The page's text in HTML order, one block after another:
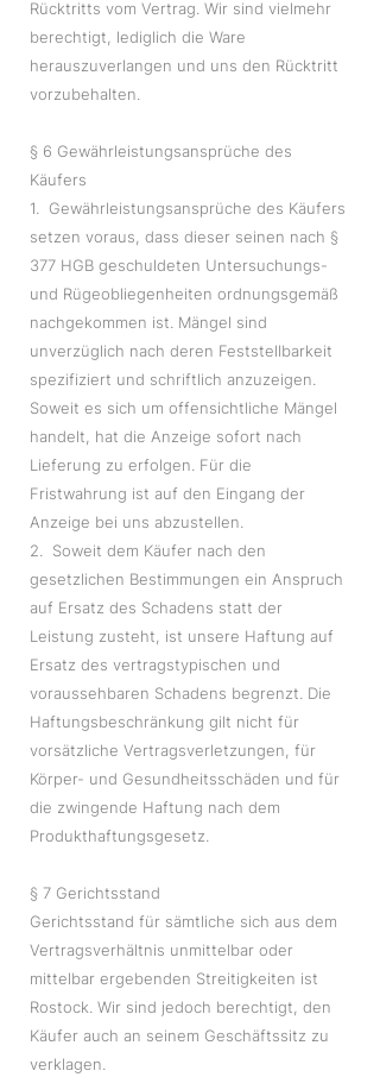
Rücktritts vom Vertrag. Wir sind vielmehr
berechtigt, lediglich die Ware
herauszuverlangen und uns den Rücktritt
vorzubehalten.
§ 6 Gewährleistungsansprüche des
Käufers
1. Gewährleistungsansprüche des Käufers
setzen voraus, dass dieser seinen nach §
377 HGB geschuldeten Untersuchungs-
und Rügeobliegenheiten ordnungsgemäß
nachgekommen ist. Mängel sind
unverzüglich nach deren Feststellbarkeit
spezifiziert und schriftlich anzuzeigen.
Soweit es sich um offensichtliche Mängel
handelt, hat die Anzeige sofort nach
Lieferung zu erfolgen. Für die
Fristwahrung ist auf den Eingang der
Anzeige bei uns abzustellen.
2. Soweit dem Käufer nach den
gesetzlichen Bestimmungen ein Anspruch
auf Ersatz des Schadens statt der
Leistung zusteht, ist unsere Haftung auf
Ersatz des vertragstypischen und
voraussehbaren Schadens begrenzt. Die
Haftungsbeschränkung gilt nicht für
vorsätzliche Vertragsverletzungen, für
Körper- und Gesundheitsschäden und für
die zwingende Haftung nach dem
Produkthaftungsgesetz.
§ 7 Gerichtsstand
Gerichtsstand für sämtliche sich aus dem
Vertragsverhältnis unmittelbar oder
mittelbar ergebenden Streitigkeiten ist
Rostock. Wir sind jedoch berechtigt, den
Käufer auch an seinem Geschäftssitz zu
verklagen.